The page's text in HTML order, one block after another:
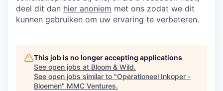
deel dit dan hier anoniem met ons zodat we dit
kunnen gebruiken om uw ervaring te verbeteren.
This job is no longer accepting applications
See open jobs at Bloom & Wild.
See open jobs similar to "Operationeel Inkoper -
Bloemen" MMC Ventures.